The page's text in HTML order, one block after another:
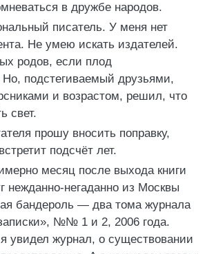
в дружбе народов.
писатель. У меня нет
Не умею искать издателей.
родов, если плод
подстегиваемый друзьями,
и возрастом, решил, что
свет.
прошу вносить поправку,
подсчёт лет.
месяц после выхода книги
нежданно-негаданно из Москвы
бандероль — два тома журнала
№№ 1 и 2, 2006 года.
увидел журнал, о существовании